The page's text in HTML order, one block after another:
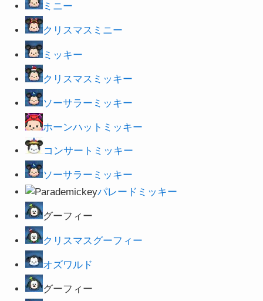
ミニー
クリスマスミニー
ミッキー
クリスマスミッキー
ソーサラーミッキー
ホーンハットミッキー
コンサートミッキー
ソーサラーミッキー
パレードミッキー
グーフィー
クリスマスグーフィー
オズワルド
グーフィー